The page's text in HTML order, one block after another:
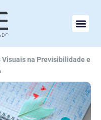
Visuais na Previsibilidade e